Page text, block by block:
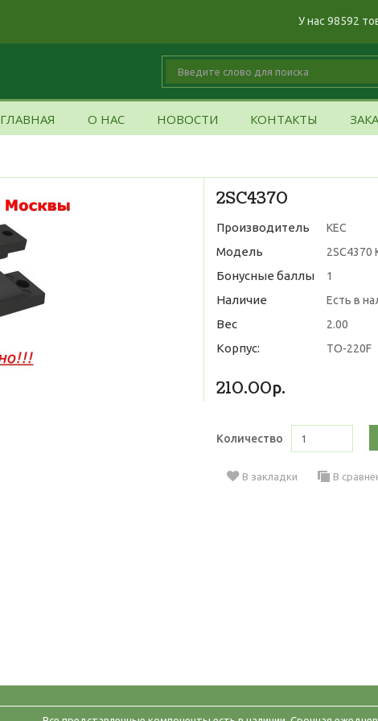
У нас 98592
ГЛАВНАЯ О НАС НОВОСТИ КОНТАКТЫ
2SC4370
Производитель KEC
Модель 2SC4370
Бонусные баллы 1
Наличие Есть в
Вес 2.00
Корпус: TO-220F
210.00р.
Количество
В закладки В